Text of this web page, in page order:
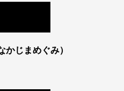
じまめぐみ）